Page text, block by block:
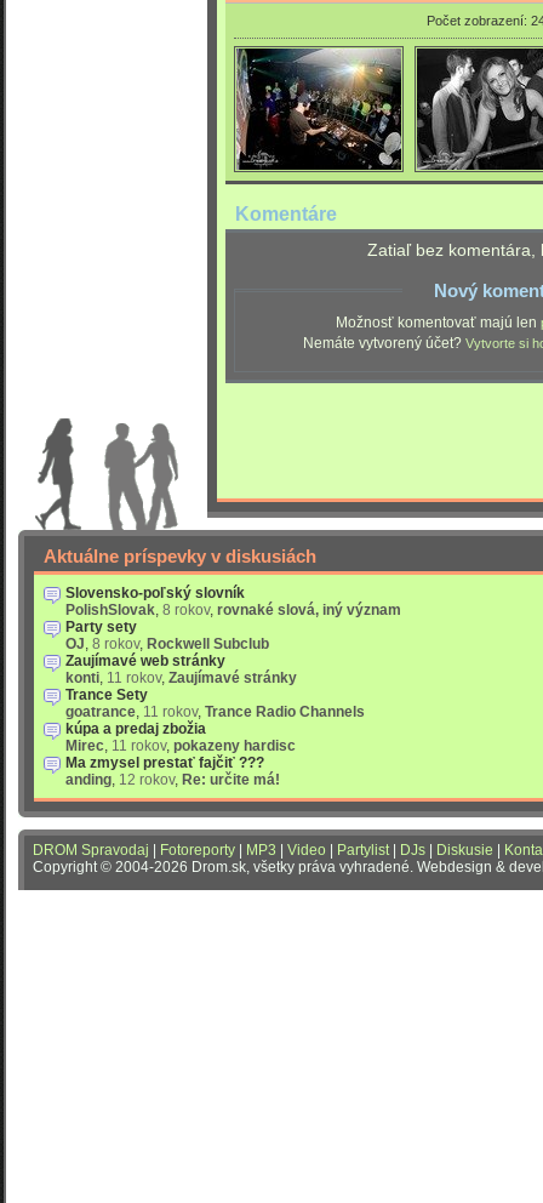
Počet zobrazení:
Komentáre
Zatiaľ bez komentára,
Nový
Možnosť komentovať majú len
Nemáte vytvorený účet? Vytvorte si
Aktuálne príspevky v diskusiách
Slovensko-poľský slovník
PolishSlovak, 8 rokov, rovnaké slová, iný význam
Party sety
OJ, 8 rokov, Rockwell Subclub
Zaujímavé web stránky
konti, 11 rokov, Zaujímavé stránky
Trance Sety
goatrance, 11 rokov, Trance Radio Channels
kúpa a predaj zbožia
Mirec, 11 rokov, pokazeny hardisc
Ma zmysel prestať fajčiť ???
anding, 12 rokov, Re: určite má!
DROM Spravodaj Fotoreporty MP3 Video Partylist| DJs Diskusie
Copyright © 2004-2026 Drom.sk, všetky práva vyhradené. Webdesign &